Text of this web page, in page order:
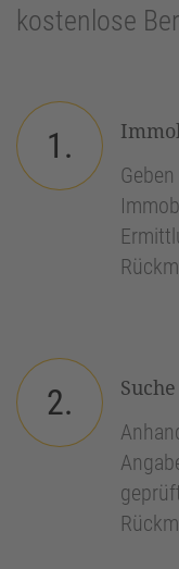
kostenlose
1.
2.